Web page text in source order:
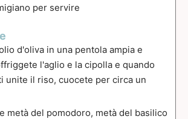
per servire
d'oliva in una pentola ampia e
l'aglio e la cipolla e quando
unite il riso, cuocete per circa un
metà del pomodoro, metà del basilico